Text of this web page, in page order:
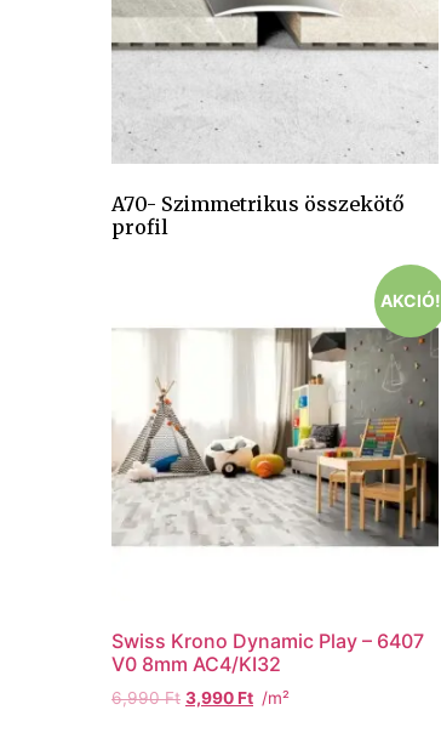
A70- Szimmetrikus összekötő
profil
AKCIÓ!
Swiss Krono Dynamic Play – 6407
V0 8mm AC4/KI32
6,990Ft 3,990Ft /m²